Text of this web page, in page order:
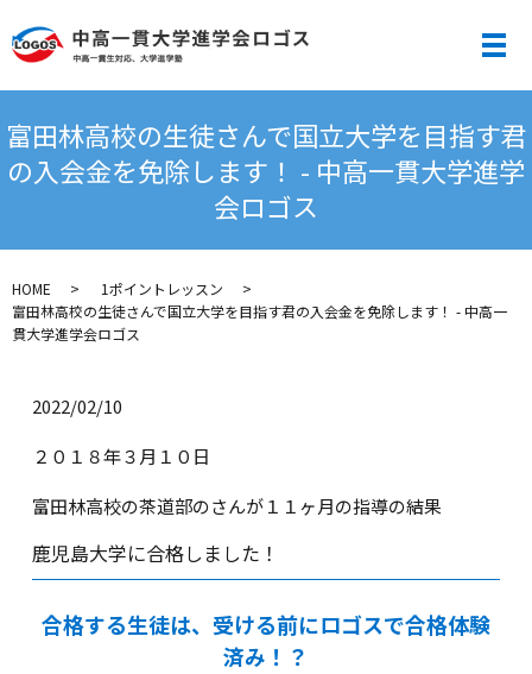
メ
富田林高校の生徒さんで国立大学を目指す君
の入会金を免除します！ - 中高一貫大学進学
会ロゴス
HOME
1ポイントレッスン
富田林高校の生徒さんで国立大学を目指す君の入会金を免除します！ - 中高一
貫大学進学会ロゴス
2022/02/10
２０１８年３月１０日
富田林高校の茶道部のさんが１１ヶ月の指導の結果
鹿児島大学に合格しました！
合格する生徒は、受ける前にロゴスで合格体験
済み！？